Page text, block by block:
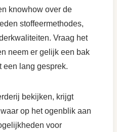
knowhow over de
stoffeermethodes,
Vraag het
neem er gelijk een bak
een lang gesprek.
bekijken, krijgt
op het ogenblik aan
voor